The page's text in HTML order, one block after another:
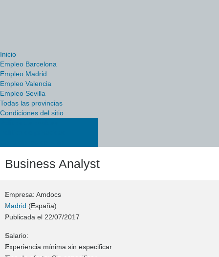
Inicio
Empleo Barcelona
Empleo Madrid
Empleo Valencia
Empleo Sevilla
Todas las provincias
Condiciones del sitio
Business Analyst
Empresa: Amdocs
Madrid (España)
Publicada el 22/07/2017
Salario:
Experiencia mínima:sin especificar